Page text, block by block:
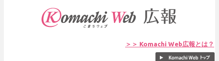
＞＞ Komachi Web広報とは？